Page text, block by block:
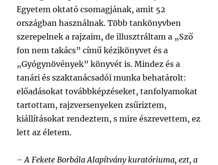
Egyetem oktató csomagjának, amit 52
országban használnak. Több tankönyvben
szerepelnek a rajzaim, de illusztráltam a „Sző
fon nem takács” című kézikönyvet és a
„Gyógynövények” könyvét is. Mindez és a
tanári és szaktanácsadói munka behatárolt:
előadásokat továbbképzéseket, tanfolyamokat
tartottam, rajzversenyeken zsűriztem,
kiállításokat rendeztem, s mire észrevettem, ez
lett az életem.
– A Fekete Borbála Alapítvány kuratóriuma, ezt, a